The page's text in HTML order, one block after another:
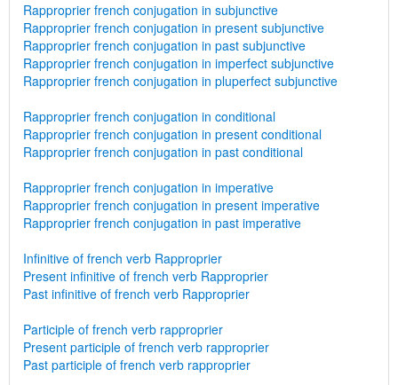
Rapproprier french conjugation in subjunctive
Rapproprier french conjugation in present subjunctive
Rapproprier french conjugation in past subjunctive
Rapproprier french conjugation in imperfect subjunctive
Rapproprier french conjugation in pluperfect subjunctive
Rapproprier french conjugation in conditional
Rapproprier french conjugation in present conditional
Rapproprier french conjugation in past conditional
Rapproprier french conjugation in imperative
Rapproprier french conjugation in present imperative
Rapproprier french conjugation in past imperative
Infinitive of french verb Rapproprier
Present infinitive of french verb Rapproprier
Past infinitive of french verb Rapproprier
Participle of french verb rapproprier
Present participle of french verb rapproprier
Past participle of french verb rapproprier